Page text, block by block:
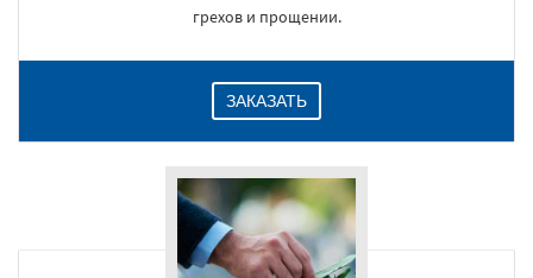
грехов и прощении.
ЗАКАЗАТЬ